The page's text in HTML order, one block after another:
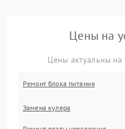
Цены на
Цены актуальны
Ремонт блока питания
Замена кулера